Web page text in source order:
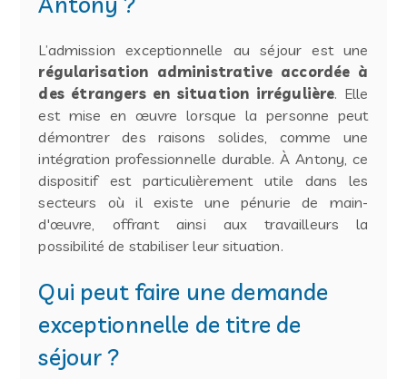
L’admission exceptionnelle au séjour est une
régularisation administrative accordée à
des étrangers en situation irrégulière. Elle
est mise en œuvre lorsque la personne peut
démontrer des raisons solides, comme une
intégration professionnelle durable. À Antony, ce
dispositif est particulièrement utile dans les
secteurs où il existe une pénurie de main-
d'œuvre, offrant ainsi aux travailleurs la
possibilité de stabiliser leur situation.
Qui peut faire une demande
exceptionnelle de titre de
séjour ?